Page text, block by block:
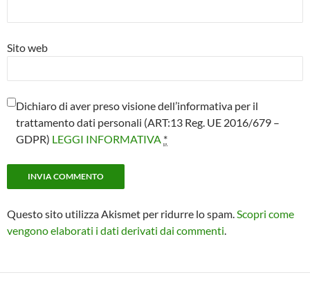
Sito web
Dichiaro di aver preso visione dell’informativa per il
trattamento dati personali (ART:13 Reg. UE 2016/679 –
GDPR) LEGGI INFORMATIVA *
Questo sito utilizza Akismet per ridurre lo spam.Scopri come
vengono elaborati i dati derivati dai commenti.